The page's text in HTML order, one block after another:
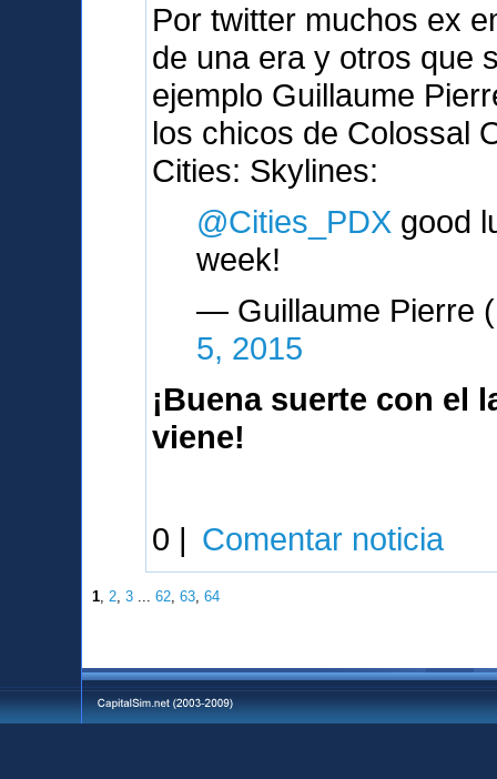
Por twitter muchos ex
de una era y otros que
ejemplo Guillaume
los chicos de Colossal
Cities: Skylines:
@Cities_PDX good
week!
— Guillaume Pierre
5, 2015
¡Buena suerte con el
viene!
0 | Comentar noticia
1 2 ,3 ...62 ,63 ,64